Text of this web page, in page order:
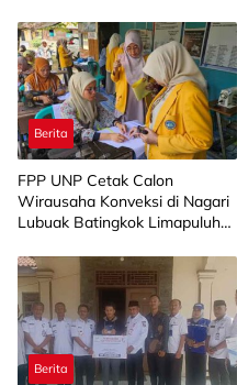
Daerah
Berita
FPP UNP Cetak Calon
Wirausaha Konveksi di Nagari
Lubuak Batingkok Limapuluh
Berita